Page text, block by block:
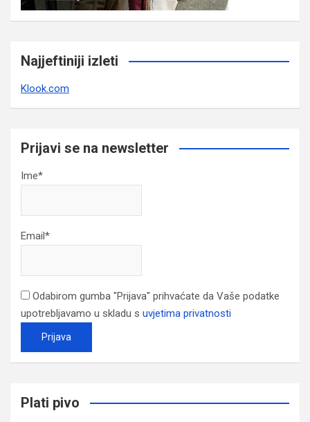
Najjeftiniji izleti
Klook.com
Prijavi se na newsletter
Ime*
Email*
Odabirom gumba "Prijava" prihvaćate da Vaše podatke
upotrebljavamo u skladu s uvjetima privatnosti
Plati pivo